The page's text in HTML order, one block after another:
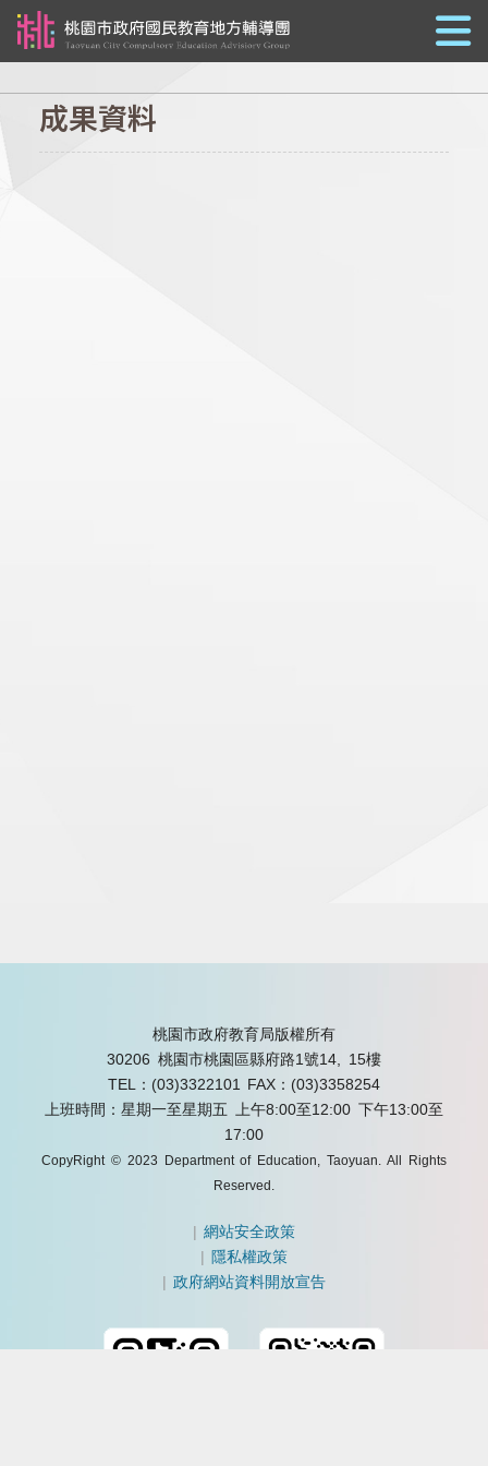
成果資料
桃園市政府教育局版權所有
30206 桃園市桃園區縣府路1號14, 15樓
TEL：(03)3322101
FAX：(03)3358254
上班時間：星期一至星期五 上午8:00至12:00 下午13:00至
17:00
CopyRight © 2023 Department of Education, Taoyuan. All Rights
Reserved.
|網站安全政策
| 隱私權政策
|政府網站資料開放宣告